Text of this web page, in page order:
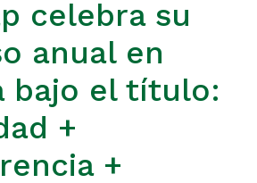
celebra su
anual en
bajo el título:
+
+